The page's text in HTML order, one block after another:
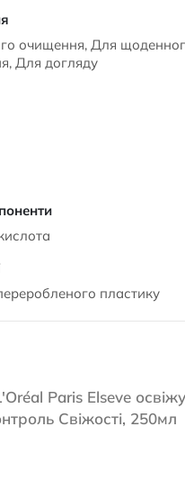
очищення, Для
Для догляду
пластику
Paris Elseve
Свіжості, 250мл